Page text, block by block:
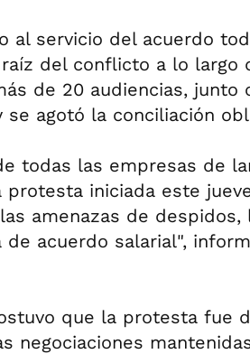
al servicio del acuerdo
del conflicto a lo largo
de 20 audiencias, junto
se agotó la conciliación
todas las empresas de
protesta iniciada este
amenazas de
de acuerdo salarial",
que la protesta fue
negociaciones